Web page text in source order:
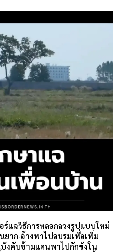
ร์แฉวิธีการหลอกลวงรูปแบบใหม่-
ยาก-อ้างพาไปอบรมเพื่อเพิ่ม
งคับข้ามแดนพาไปกักขังใน